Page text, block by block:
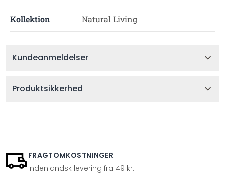
Kollektion Natural Living
Kundeanmeldelser
Produktsikkerhed
FRAGTOMKOSTNINGER
Indenlandsk levering fra 49 kr..